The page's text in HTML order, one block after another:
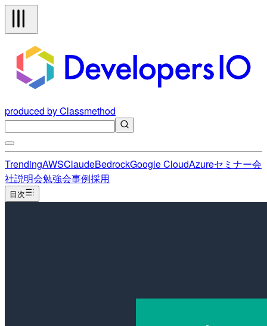
produced by Classmethod
TrendingAWSClaudeBedrockGoogle CloudAzureセミナー会
社説明会勉強会事例採用
目次